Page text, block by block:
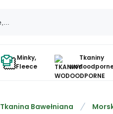
Minky,
Fleece
Tkaniny
Tkanina Bawełniana